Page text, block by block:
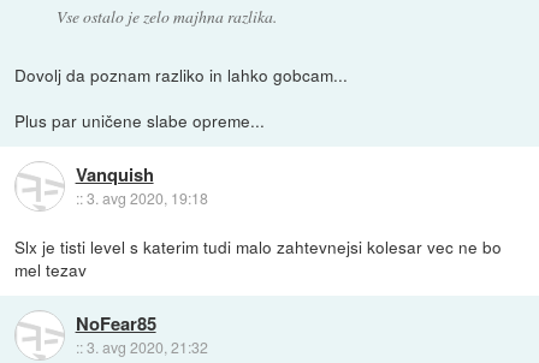
Vse ostalo je zelo majhna razlika.
Dovolj da poznam razliko in lahko gobcam...
Plus par uničene slabe opreme...
Vanquish
::3. avg 2020, 19:18
Slx je tisti level s katerim tudi malo zahtevnejsi kolesar vec ne bo
mel tezav
NoFear85
::3. avg 2020, 21:32